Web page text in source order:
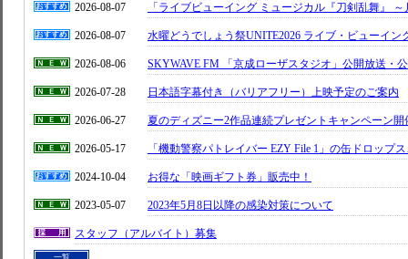
2026-08-07 「ライブビューイング ミュージカル『刀剣乱舞』
2026-08-07 水曜どうでしょう祭UNITE2026 ライブ・ビューイン
2026-08-06 SKYWAVE FM 「京成ローザスタジオ」公開放送・
2026-07-28 日本語字幕付き（バリアフリー）上映予定のご案内
2026-06-27 夏のディズニー2作品連続プレゼントキャンペーン開
2026-05-17 「機動警察パトレイバー EZY File 1」の缶ドロップ
2024-10-04 お得な「映画ギフト券」販売中！
2023-05-07 2023年5月8日以降の感染対策について
スタッフ（アルバイト）募集
一覧